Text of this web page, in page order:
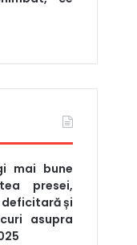
mai bune
presei,
și
asupra